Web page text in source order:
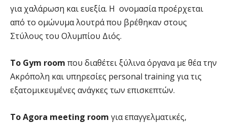
για χαλάρωση και ευεξία. Η ονομασία προέρχεται
από το ομώνυμα λουτρά που βρέθηκαν στους
Στύλους του Ολυμπίου Διός.
Το Gym room που διαθέτει ξύλινα όργανα με θέα την
Ακρόπολη και υπηρεσίες personal training για τις
εξατομικευμένες ανάγκες των επισκεπτών.
To Agora meeting room για επαγγελματικές,